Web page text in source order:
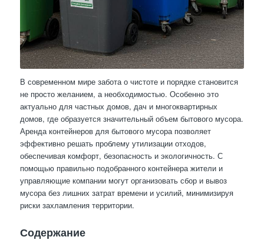
В современном мире забота о чистоте и порядке становится
не просто желанием, а необходимостью. Особенно это
актуально для частных домов, дач и многоквартирных
домов, где образуется значительный объем бытового мусора.
Аренда контейнеров для бытового мусора позволяет
эффективно решать проблему утилизации отходов,
обеспечивая комфорт, безопасность и экологичность. С
помощью правильно подобранного контейнера жители и
управляющие компании могут организовать сбор и вывоз
мусора без лишних затрат времени и усилий, минимизируя
риски захламления территории.
Содержание